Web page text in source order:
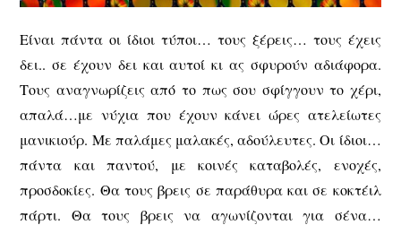
Είναι πάντα οι ίδιοι τύποι… τους ξέρεις… τους έχεις
δει.. σε έχουν δει και αυτοί κι ας σφυρούν αδιάφορα.
Τους αναγνωρίζεις από το πως σου σφίγγουν το χέρι,
απαλά…με νύχια που έχουν κάνει ώρες ατελείωτες
μανικιούρ. Με παλάμες μαλακές, αδούλευτες. Οι ίδιοι…
πάντα και παντού, με κοινές καταβολές, ενοχές,
προσδοκίες. Θα τους βρεις σε παράθυρα και σε κοκτέιλ
πάρτι. Θα τους βρεις να αγωνίζονται για σένα…